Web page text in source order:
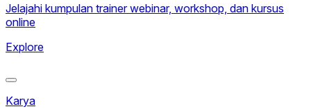
Jelajahi kumpulan trainer webinar, workshop, dan kursus
online
Explore
Karya